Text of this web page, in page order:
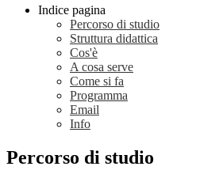
Indice pagina
Percorso di studio
Struttura didattica
Cos'è
A cosa serve
Come si fa
Programma
Email
Info
Percorso di studio